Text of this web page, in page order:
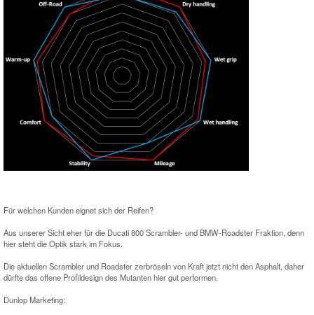
Für welchen Kunden eignet sich der Reifen?
Aus unserer Sicht eher für die Ducati 800 Scrambler- und BMW-Roadster Fraktion, denn
hier steht die Optik stark im Fokus.
Die aktuellen Scrambler und Roadster zerbröseln von Kraft jetzt nicht den Asphalt, daher
dürfte das offene Profildesign des Mutanten hier gut performen.
Dunlop Marketing: